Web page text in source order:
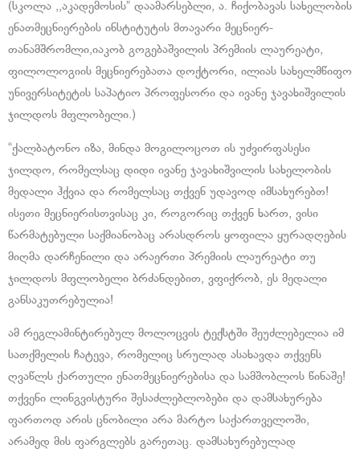
(სკოლა ,,აკადემოსის” დაამარსებლი, ა. ჩიქობავას სახელობის
ენათმეცნიერების ინსტიტუტის მთავარი მეცნიერ-
თანამშრომლი,იაკობ გოგებაშვილის პრემიის ლაურეატი,
ფილოლოგიის მეცნიერებათა დოქტორი, ილიას სახელმწიფო
უნივერსიტეტის საპატიო პროფესორი და ივანე ჯავახიშვილის
ჯილდოს მფლობელი.)
“ქალბატონო იზა, მინდა მოგილოცოთ ის უძვირფასესი
ჯილდო, რომელსაც დიდი ივანე ჯავახიშვილის სახელობის
მედალი ჰქვია და რომელსაც თქვენ უდავოდ იმსახურებთ!
ისეთი მეცნიერისთვისაც კი, როგორიც თქვენ ხართ, ვისი
წარმატებული საქმიანობაც არასდროს ყოფილა ყურადღების
მიღმა დარჩენილი და არაერთი პრემიის ლაურეატი თუ
ჯილდოს მფლობელი ბრძანდებით, ვფიქრობ, ეს მედალი
განსაკუთრებულია!
ამ რეგლამინტირებულ მოლოცვის ტექსტში შეუძლებელია იმ
სათქმელის ჩატევა, რომელიც სრულად ასახავდა თქვენს
ღვაწლს ქართული ენათმეცნიერებისა და სამშობლოს წინაშე!
თქვენი ლინგვისტური შესაძლებლობები და დამსახურება
ფართოდ არის ცნობილი არა მარტო საქართველოში,
არამედ მის ფარგლებს გარეთაც. დამსახურებულად